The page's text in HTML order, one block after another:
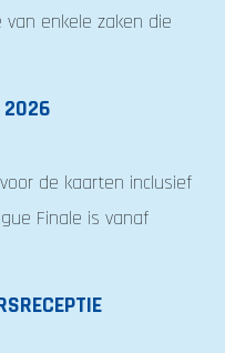
enkele zaken die
2026
de kaarten inclusief
Finale is vanaf